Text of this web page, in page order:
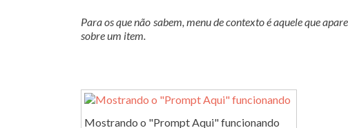
Para os que não sabem, menu de contexto é aquele que
sobre um item.
Mostrando o "Prompt Aqui" funcionando